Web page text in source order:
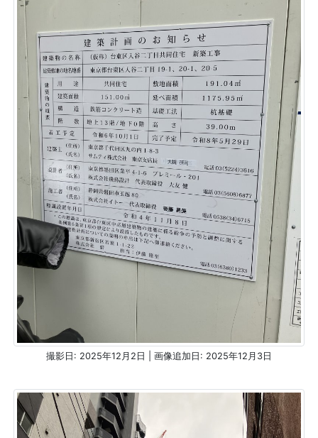
撮影日: 2025年12月2日 | 画像追加日: 2025年12月3日